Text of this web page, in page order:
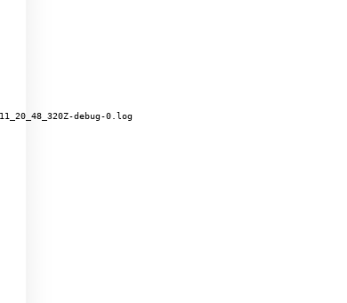
npm error A complete log of this run can be found in: /home/jani/.npm/_logs/2025-04-20T11_20_48_320Z-debug-0.log